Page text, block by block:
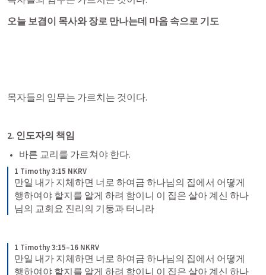
오늘 보겸이 목사와 장로 만나는데 마음 속으로 기도
목자들의 임무는 가르치는 것이다.
2. 인도자의 책임
바른 교리를 가르쳐야 한다.
1 Timothy 3:15 NKRV
만일 내가 지체하면 너로 하여금 하나님의 집에서 어떻게
행하여야 할지를 알게 하려 함이니 이 집은 살아 계신 하나
님의 교회요 진리의 기둥과 터니라
1 Timothy 3:15–16 NKRV
만일 내가 지체하면 너로 하여금 하나님의 집에서 어떻게
행하여야 할지를 알게 하려 함이니 이 집은 살아 계신 하나